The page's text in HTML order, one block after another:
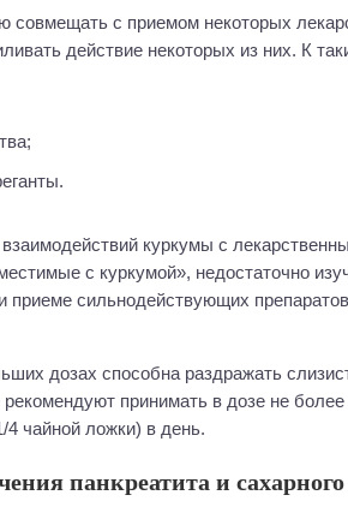
совмещать с приемом некоторых
действие некоторых из них. К
куркумы с
с куркумой», недостаточно
приеме сильнодействующих
дозах способна раздражать
принимать в дозе не более
4 чайной ложки) в день.
панкреатита и сахарного